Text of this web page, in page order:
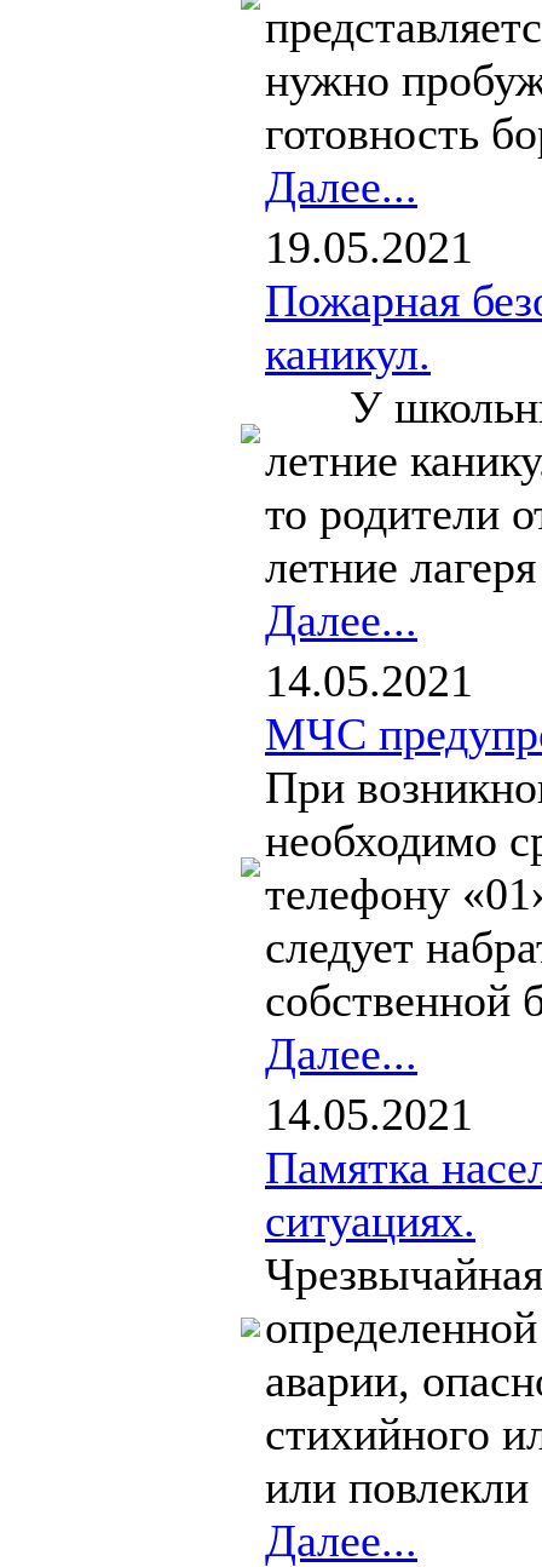
нужно
готовность
Далее...
19.05.2021
Пожарная
каникул.
У
летние
то родители
летние
Далее...
14.05.2021
МЧС
При
необходимо
телефону
следует
собственной
Далее...
14.05.2021
Памятка
ситуациях.
аварии,
стихийного
или
Далее...